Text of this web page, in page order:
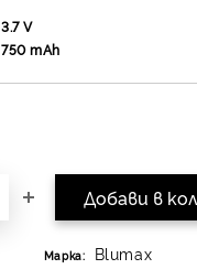
3.7V
750mAh
Марка: Blumax